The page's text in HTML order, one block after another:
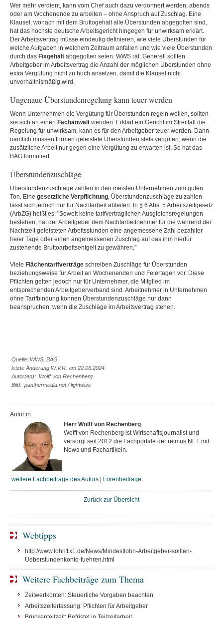
Wer mehr verdient, kann vom Chef auch dazu verdonnert werden, abends
oder am Wochenende zu arbeiten – ohne Anspruch auf Zuschlag. Eine
Klausel, wonach mit dem Bruttogehalt alle Überstunden abgegolten sind,
hat das höchste deutsche Arbeitsgericht hingegen für unwirksam erklärt.
Der Arbeitsvertrag müsse eindeutig definieren, wie viele Überstunden für
welche Aufgaben in welchem Zeitraum anfallen und wie viele Überstunden
durch das Fixgehalt abgegolten seien. WWS rät: Generell sollten
Arbeitgeber im Arbeitsvertrag die Anzahl der möglichen Überstunden ohne
extra Vergütung nicht zu hoch ansetzen, damit die Klausel nicht
unverhältnismäßig wird.
Ungenaue Überstundenregelung kann teuer werden
Wenn Unternehmen die Vergütung für Überstunden regeln wollen, sollten
sie sich an einen Fachanwalt wenden. Erklärt ein Gericht im Streitfall die
Regelung für unwirksam, kann es für den Arbeitgeber teuer werden. Dann
nämlich müssen Firmen geleistete Überstunden stets vergüten, wenn die
zusätzliche Arbeit nur gegen eine Vergütung zu erwarten ist. So hat das
BAG formuliert.
Überstundenzuschläge
Überstundenzuschläge zählen in den meisten Unternehmen zum guten
Ton. Eine gesetzliche Verpflichtung, Überstundenzuschläge zu zahlen
lässt sich jedoch nur für Nachtarbeit ableiten: In § 6 Abs. 5 Arbeitszeitgesetz
(ArbZG) heißt es: "Soweit keine tarifvertraglichen Ausgleichsregelungen
bestehen, hat der Arbeitgeber dem Nachtarbeitnehmer für die während der
Nachtzeit geleisteten Arbeitsstunden eine angemessene Zahl bezahlter
freier Tage oder einen angemessenen Zuschlag auf das ihm hierfür
zustehende Bruttoarbeitsentgelt zu gewähren."
Viele Flächentarifverträge schreiben Zuschläge für Überstunden
beziehungsweise für Arbeit an Wochenenden und Feiertagen vor. Diese
Pflichten gelten jedoch nur für Unternehmer, die Mitglied im
entsprechenden Arbeitgeberverband sind. Arbeitnehmer in Unternehmen
ohne Tarifbindung können Überstundenzuschläge nur dann
beanspruchen, wenn die Zuschläge im Arbeitsvertrag stehen.
Quelle: WWS, BAG
letzte Änderung W.V.R. am 22.06.2024
Autor(en): Wolff von Rechenberg
Bild: panthermedia.net / lightwise
Autor:in
Herr Wolff von Rechenberg
Wolff von Rechenberg ist Wirtschaftsjournalist und
versorgt seit 2012 die Fachportale der reimus.NET mit
News und Fachartikeln.
weitere Fachbeiträge des Autors Forenbeiträge
Zurück zur Übersicht
Webtipps
http://www.lohn1x1.de/News/Mindestlohn-Arbeitgeber-sollten-
Ueberstundenkonto-fuehren.html
Weitere Fachbeiträge zum Thema
Zeitwertkonten: Steuerliche Vorgaben beachten
Arbeitszeiterfassung: Pflichten für Arbeitgeber